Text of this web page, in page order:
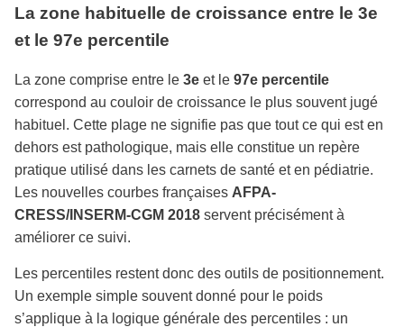
La zone habituelle de croissance entre le 3e
et le 97e percentile
La zone comprise entre le 3e et le 97e percentile
correspond au couloir de croissance le plus souvent jugé
habituel. Cette plage ne signifie pas que tout ce qui est en
dehors est pathologique, mais elle constitue un repère
pratique utilisé dans les carnets de santé et en pédiatrie.
Les nouvelles courbes françaises AFPA-
CRESS/INSERM-CGM 2018 servent précisément à
améliorer ce suivi.
Les percentiles restent donc des outils de positionnement.
Un exemple simple souvent donné pour le poids
s’applique à la logique générale des percentiles : un